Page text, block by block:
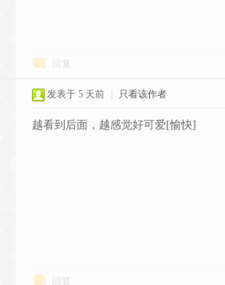
回复
发表于5 天前 只看该作者
越看到后面，越感觉好可爱[愉快]
回复